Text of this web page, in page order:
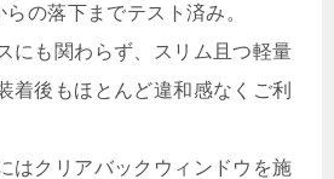
の落下までテスト済み。
にも関わらず、スリム且つ軽量
着後もほとんど違和感なくご利
はクリアバックウィンドウを施